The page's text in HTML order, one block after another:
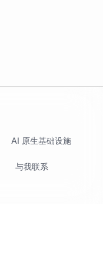
AI 原生基础设施
与我联系